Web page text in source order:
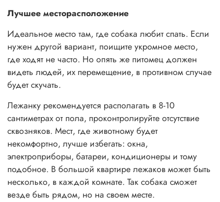
Лучшее месторасположение
Идеальное место там, где собака любит спать. Если
нужен другой вариант, поищите укромное место,
где ходят не часто. Но опять же питомец должен
видеть людей, их перемещение, в противном случае
будет скучать.
Лежанку рекомендуется располагать в 8-10
сантиметрах от пола, проконтролируйте отсутствие
сквозняков. Мест, где животному будет
некомфортно, лучше избегать: окна,
электроприборы, батареи, кондиционеры и тому
подобное. В большой квартире лежаков может быть
несколько, в каждой комнате. Так собака сможет
везде быть рядом, но на своем месте.